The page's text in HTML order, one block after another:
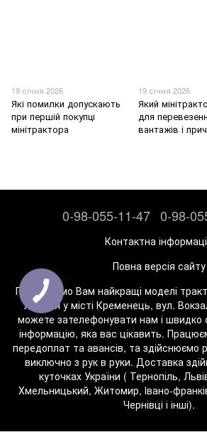
19 січня 2026
Які помилки допускають
при першій покупці
мінітрактора
19 січня 2026
Який
для
вантажів і
0-98-055-11-47 0-98-
Контактна
Повна версія сайту
Пропонуємо Вам найкращі моделі
локація у місті Кременець, вул.
можете зателефонувати нам і швидко
інформацію, яка вас цікавить.
передоплат та авансів, та здійснюємо
виключно з рук в руки. Доставка
куточках України ( Тернопіль,
Хмельницький, Житомир, Івано-
Чернівці і інші).